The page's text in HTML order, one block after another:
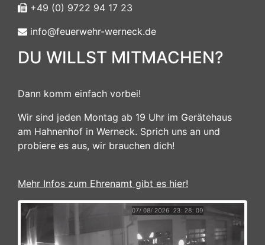
+49 (0) 9722 94 17 23
info@feuerwehr-werneck.de
DU WILLST MITMACHEN?
Dann komm einfach vorbei!
Wir sind jeden Montag ab 19 Uhr im Gerätehaus
am Hahnenhof in Werneck. Sprich uns an und
probiere es aus, wir brauchen dich!
Mehr Infos zum Ehrenamt gibt es hier!